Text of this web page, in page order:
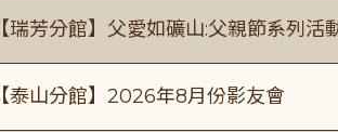
【瑞芳分館】父愛如礦山:父親節系列活
【泰山分館】2026年8月份影友會